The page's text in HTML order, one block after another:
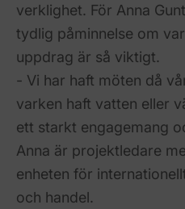
verklighet. För Anna
tydlig påminnelse om
uppdrag är så viktigt.
- Vi har haft möten då
varken haft vatten eller
ett starkt engagemang
Anna är projektledare
enheten för
och handel.